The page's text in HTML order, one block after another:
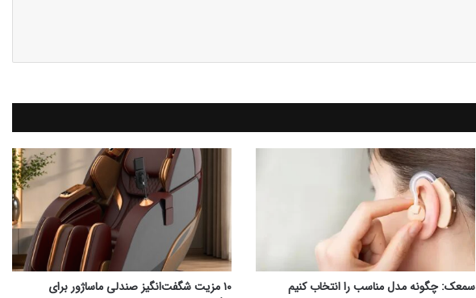
سمعک‌: چگونه مدل مناسب را انتخاب کنیم
۱۰ مزیت شگفت‌انگیز صندلی ماساژور برای